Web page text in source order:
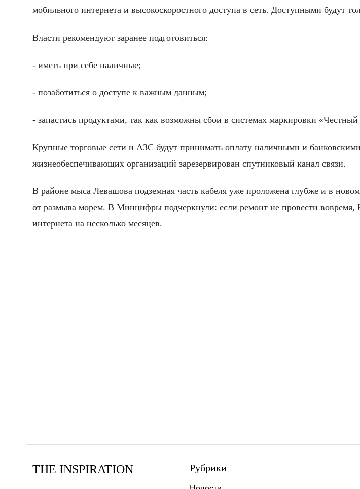
мобильного интернета и высокоскоростного доступа в сеть. Доступными будут
Власти рекомендуют заранее подготовиться:
- иметь при себе наличные;
- позаботиться о доступе к важным данным;
- запастись продуктами, так как возможны сбои в системах маркировки
Крупные торговые сети и АЗС будут принимать оплату наличными и
жизнеобеспечивающих организаций зарезервирован спутниковый канал связи.
В районе мыса Левашова подземная часть кабеля уже проложена глубже и в
от размыва морем. В Минцифры подчеркнули: если ремонт не провести вовремя,
интернета на несколько месяцев.
THE INSPIRATION Рубрики